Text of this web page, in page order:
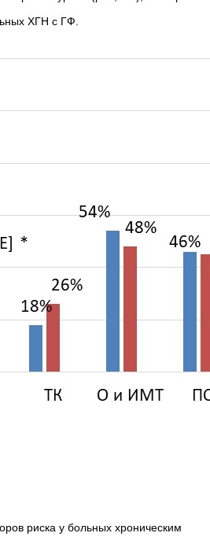
ХГН с ГФ.
риска у больных хроническим